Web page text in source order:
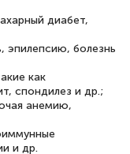
диабет,
эпилепсию, болезнь
как
спондилез и др.;
анемию,
и др.